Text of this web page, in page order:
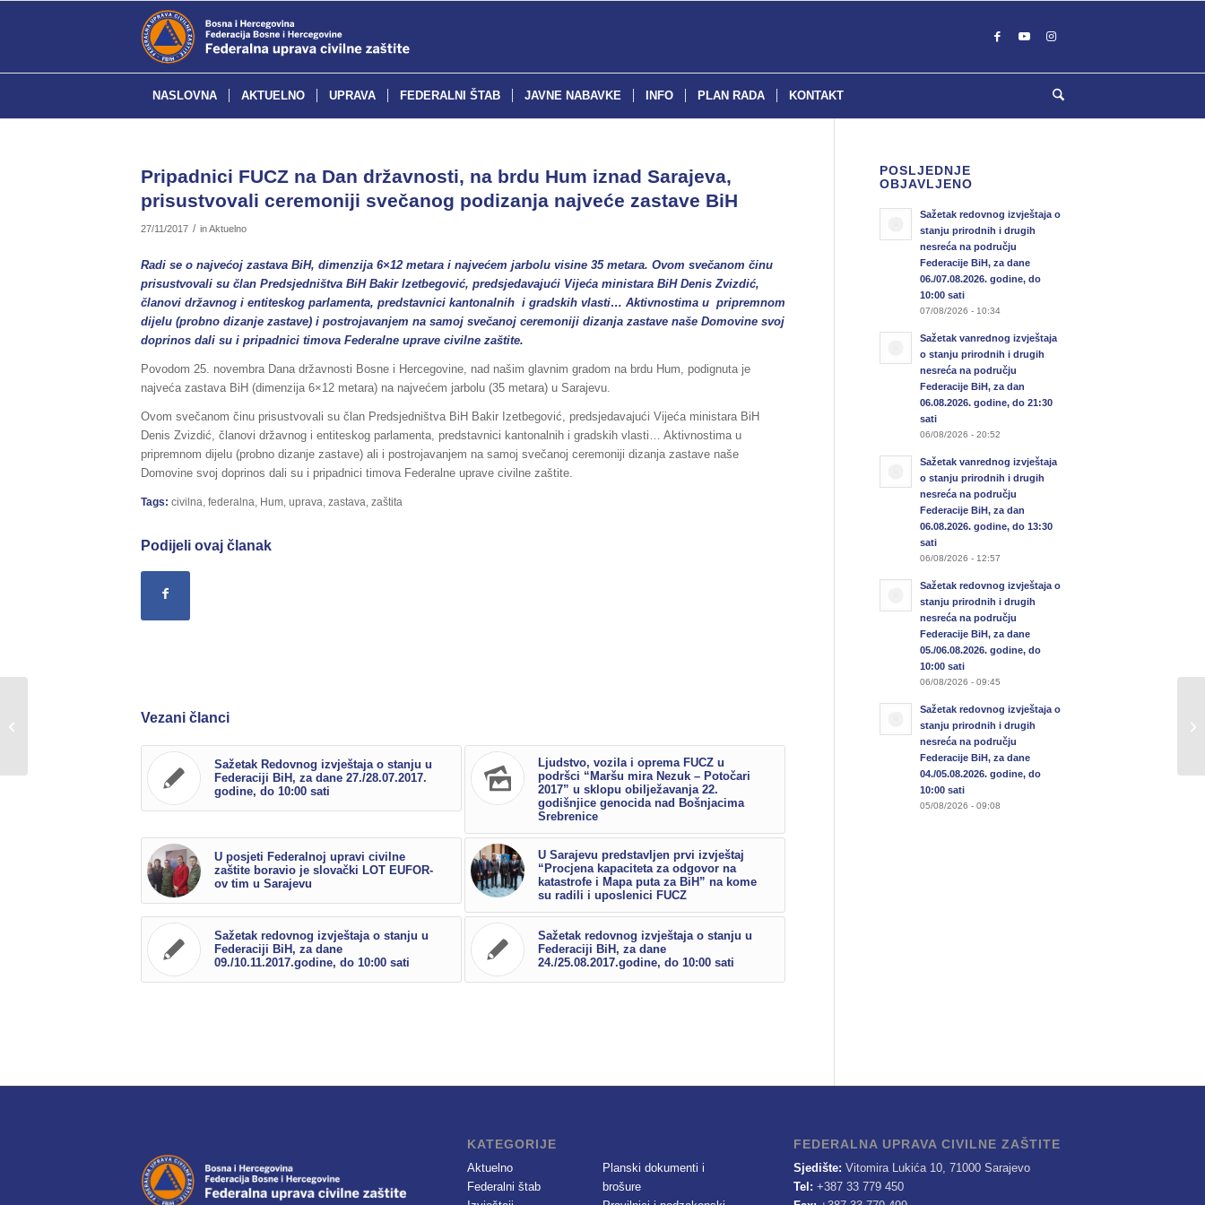
NASLOVNA AKTUELNO UPRAVA FEDERALNI ŠTAB JAVNE NABAVKE INFO PLAN RADA KONTAKT
Pripadnici FUCZ na Dan državnosti, na brdu Hum iznad Sarajeva,
prisustvovali ceremoniji svečanog podizanja najveće zastave BiH
27/11/2017 / inAktuelno
Radi se o najvećoj zastava BiH, dimenzija 6×12 metara i najvećem jarbolu visine 35 metara. Ovom svečanom činu
prisustvovali su član Predsjedništva BiH Bakir Izetbegović, predsjedavajući Vijeća ministara BiH Denis Zvizdić,
članovi državnog i entiteskog parlamenta, predstavnici kantonalnih i gradskih vlasti… Aktivnostima u pripremnom
dijelu (probno dizanje zastave) i postrojavanjem na samoj svečanoj ceremoniji dizanja zastave naše Domovine svoj
doprinos dali su i pripadnici timova Federalne uprave civilne zaštite.
Povodom 25. novembra Dana državnosti Bosne i Hercegovine, nad našim glavnim gradom na brdu Hum, podignuta je
najveća zastava BiH (dimenzija 6×12 metara) na najvećem jarbolu (35 metara) u Sarajevu.
Ovom svečanom činu prisustvovali su član Predsjedništva BiH Bakir Izetbegović, predsjedavajući Vijeća ministara BiH
Denis Zvizdić, članovi državnog i entiteskog parlamenta, predstavnici kantonalnih i gradskih vlasti… Aktivnostima u
pripremnom dijelu (probno dizanje zastave) ali i postrojavanjem na samoj svečanoj ceremoniji dizanja zastave naše
Domovine svoj doprinos dali su i pripadnici timova Federalne uprave civilne zaštite.
Tags: civilna federalna Hum uprava zastava zaštita
Podijeli ovaj članak
Vezani članci
Sažetak Redovnog izvještaja o stanju u
Federaciji BiH, za dane 27./28.07.2017.
godine, do 10:00 sati
Ljudstvo, vozila i oprema FUCZ u
podršci “Maršu mira Nezuk – Potočari
2017” u sklopu obilježavanja 22.
godišnjice genocida nad Bošnjacima
Srebrenice
U posjeti Federalnoj upravi civilne
zaštite boravio je slovački LOT EUFOR-
ov tim u Sarajevu
U Sarajevu predstavljen prvi izvještaj
“Procjena kapaciteta za odgovor na
katastrofe i Mapa puta za BiH” na kome
su radili i uposlenici FUCZ
Sažetak redovnog izvještaja o stanju u
Federaciji BiH, za dane
09./10.11.2017.godine, do 10:00 sati
Sažetak redovnog izvještaja o stanju u
Federaciji BiH, za dane
24./25.08.2017.godine, do 10:00 sati
POSLJEDNJE
OBJAVLJENO
Sažetak redovnog izvještaja o
stanju prirodnih i drugih
nesreća na području
Federacije BiH, za dane
06./07.08.2026. godine, do
10:00 sati
07/08/2026 - 10:34
Sažetak vanrednog izvještaja
o stanju prirodnih i drugih
nesreća na području
Federacije BiH, za dan
06.08.2026. godine, do 21:30
sati
06/08/2026 - 20:52
Sažetak vanrednog izvještaja
o stanju prirodnih i drugih
nesreća na području
Federacije BiH, za dan
06.08.2026. godine, do 13:30
sati
06/08/2026 - 12:57
Sažetak redovnog izvještaja o
stanju prirodnih i drugih
nesreća na području
Federacije BiH, za dane
05./06.08.2026. godine, do
10:00 sati
06/08/2026 - 09:45
Sažetak redovnog izvještaja o
stanju prirodnih i drugih
nesreća na području
Federacije BiH, za dane
04./05.08.2026. godine, do
10:00 sati
05/08/2026 - 09:08
KATEGORIJE
Aktuelno
Federalni štab
Planski dokumenti i
brošure
FEDERALNA UPRAVA CIVILNE ZAŠTITE
Sjedište: Vitomira Lukića 10, 71000 Sarajevo
Tel: +387 33 779 450
u Federaciji BiH, za dane
26./27.11.2017.godine,...
u